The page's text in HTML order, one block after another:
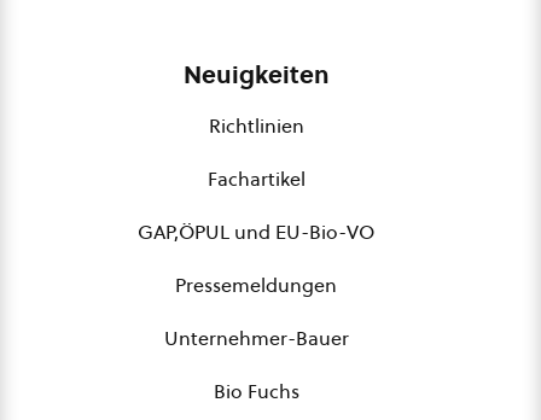
Neuigkeiten
Richtlinien
Fachartikel
GAP,ÖPUL und EU-Bio-VO
Pressemeldungen
Unternehmer-Bauer
Bio Fuchs